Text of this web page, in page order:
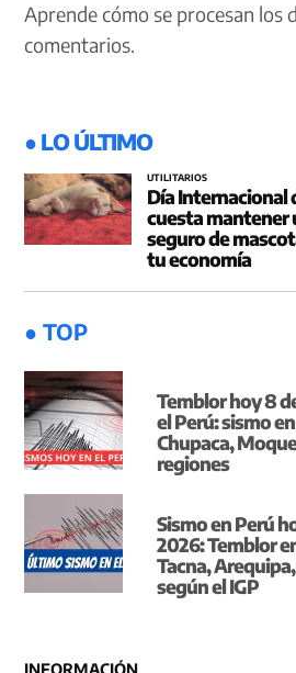
Aprende cómo se procesan los
comentarios.
● LO ÚLTIMO
UTILITARIOS
Día Internacional
cuesta mantener
seguro de
tu economía
● TOP
Temblor hoy 8
el Perú: sismo
Chupaca,
regiones
Sismo en Perú
2026: Temblor
Tacna,
según el IGP
INFORMACIÓN